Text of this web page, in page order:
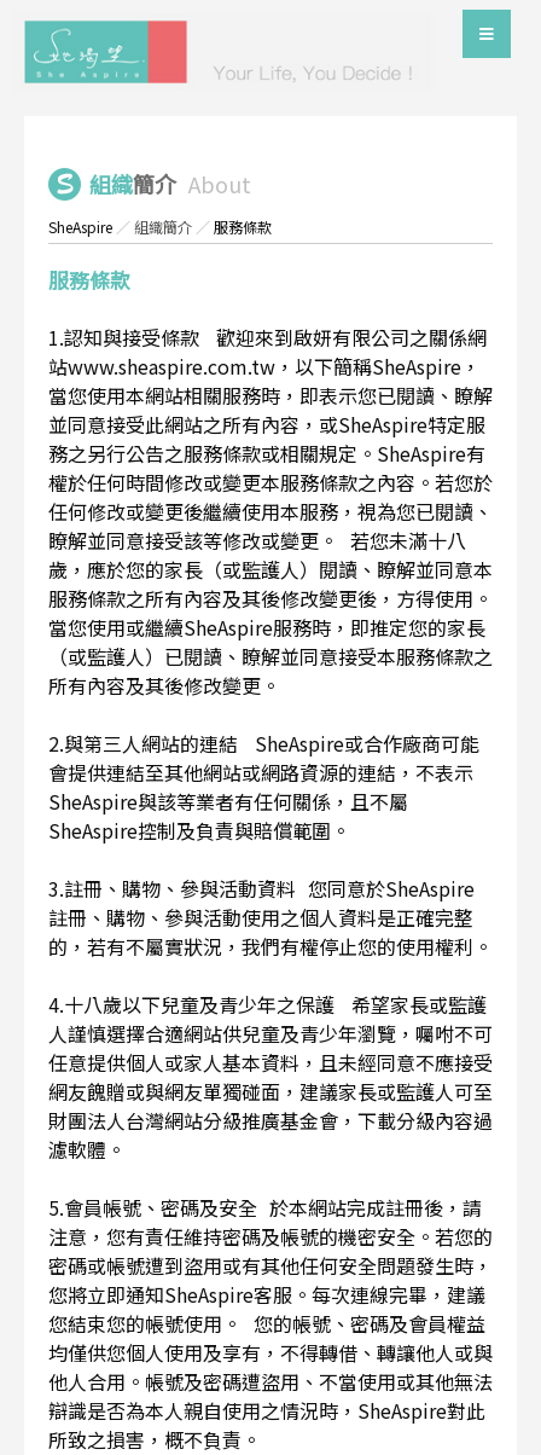
組織簡介 About
SheAspire ／組織簡介 ／服務條款
服務條款
1.認知與接受條款 歡迎來到啟妍有限公司之關係網
站www.sheaspire.com.tw，以下簡稱SheAspire，
當您使用本網站相關服務時，即表示您已閱讀、瞭解
並同意接受此網站之所有內容，或SheAspire特定服
務之另行公告之服務條款或相關規定。SheAspire有
權於任何時間修改或變更本服務條款之內容。若您於
任何修改或變更後繼續使用本服務，視為您已閱讀、
瞭解並同意接受該等修改或變更。 若您未滿十八
歲，應於您的家長（或監護人）閱讀、瞭解並同意本
服務條款之所有內容及其後修改變更後，方得使用。
當您使用或繼續SheAspire服務時，即推定您的家長
（或監護人）已閱讀、瞭解並同意接受本服務條款之
所有內容及其後修改變更。
2.與第三人網站的連結 SheAspire或合作廠商可能
會提供連結至其他網站或網路資源的連結，不表示
SheAspire與該等業者有任何關係，且不屬
SheAspire控制及負責與賠償範圍。
3.註冊、購物、參與活動資料 您同意於SheAspire
註冊、購物、參與活動使用之個人資料是正確完整
的，若有不屬實狀況，我們有權停止您的使用權利。
4.十八歲以下兒童及青少年之保護 希望家長或監護
人謹慎選擇合適網站供兒童及青少年瀏覽，囑咐不可
任意提供個人或家人基本資料，且未經同意不應接受
網友餽贈或與網友單獨碰面，建議家長或監護人可至
財團法人台灣網站分級推廣基金會，下載分級內容過
濾軟體。
5.會員帳號、密碼及安全 於本網站完成註冊後，請
注意，您有責任維持密碼及帳號的機密安全。若您的
密碼或帳號遭到盜用或有其他任何安全問題發生時，
您將立即通知SheAspire客服。每次連線完畢，建議
您結束您的帳號使用。 您的帳號、密碼及會員權益
均僅供您個人使用及享有，不得轉借、轉讓他人或與
他人合用。帳號及密碼遭盜用、不當使用或其他無法
辯識是否為本人親自使用之情況時，SheAspire對此
所致之損害，概不負責。